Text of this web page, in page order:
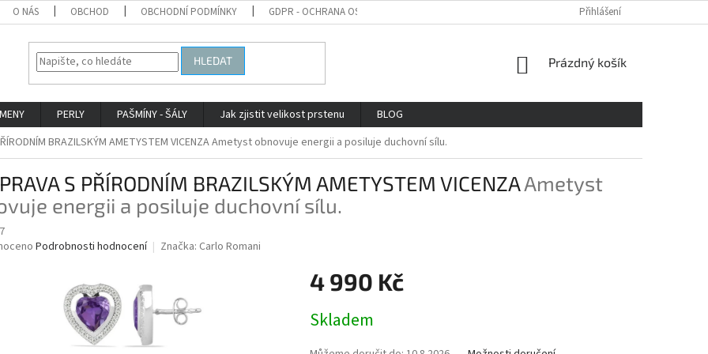
O NÁS OBCHOD OBCHODNÍ PODMÍNKY GDPR - OCHRANA OSOBNÍCH ÚDAJŮ VŠE O NÁKUPU
Přihlášení
HLEDAT
NÁKUPNÍ
Prázdný košík
PERLY PAŠMÍNY - ŠÁLY Jak zjistit velikost prstenu
BLOG
BRAZILSKÝM AMETYSTEM VICENZAAmetyst obnovuje energii a posiluje duchovní sílu.
S PŘÍRODNÍM BRAZILSKÝM AMETYSTEM VICENZAAmetyst
energii a posiluje duchovní sílu.
Podrobnosti hodnocení Značka: Carlo Romani
4 990 Kč
cena:
Skladem